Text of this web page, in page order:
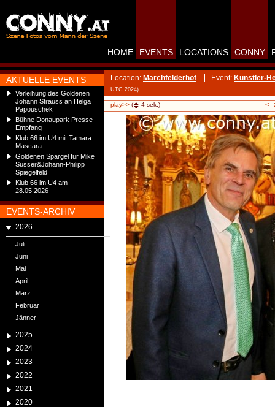
AKTUELLE EVENTS
Verleihung des Goldenen
Johann Strauss an Helga
Papouschek
Bühne Donaupark Presse-
Empfang
Klub 66 im U4 mit Tamara
Mascara
Goldenen Spargel für Mike
Süsser&Johann-Philipp
Spiegelfeld
Klub 66 im U4 am
28.05.2026
EVENTS-ARCHIV
2026
Juli
Juni
Mai
April
März
Februar
Jänner
2025
2024
2023
2022
2021
2020
HOME EVENTS LOCATIONS CONNY
Location: Marchfelderhof Event: Künstler-
UTC 2024)
play>> ( 4 sek.) <-